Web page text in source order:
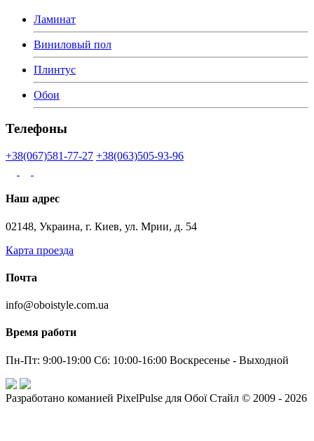
Ламинат
Виниловый пол
Плинтус
Обои
Телефоны
+38(067)581-77-27 +38(063)505-93-96
Наш адрес
02148, Украина, г. Киев, ул. Мрии, д. 54
Карта проезда
Почта
info@oboistyle.com.ua
Время работи
Пн-Пт: 9:00-19:00 Сб: 10:00-16:00 Воскресенье - Выходной
Разработано команией PixelPulse для Обої Стайл © 2009 - 2026